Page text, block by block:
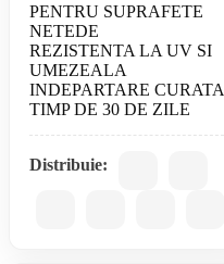
PENTRU SUPRAFETE
NETEDE
REZISTENTA LA UV SI
UMEZEALA
INDEPARTARE CURATA
Distribuie: